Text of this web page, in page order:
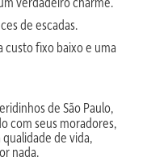
de escadas.
custo fixo baixo e uma
de São Paulo,
com seus moradores,
de vida,
nada.